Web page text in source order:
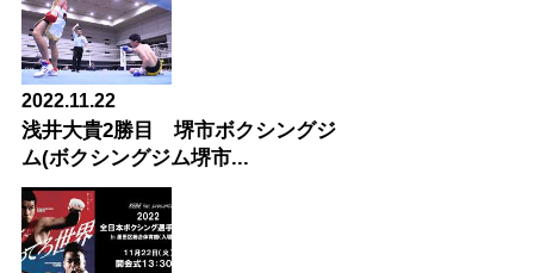
2022.11.22
浅井大貴2勝目 堺市ボクシングジ
ム(ボクシングジム堺市...